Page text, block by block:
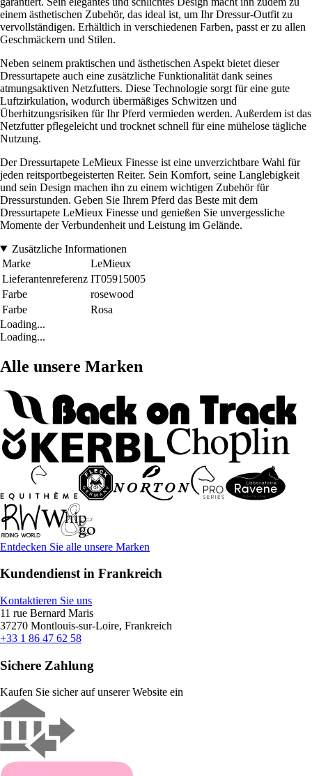
einem ästhetischen Zubehör, das ideal ist, um Ihr Dressur-Outfit zu
vervollständigen. Erhältlich in verschiedenen Farben, passt er zu allen
Geschmäckern und Stilen.
Neben seinem praktischen und ästhetischen Aspekt bietet dieser
Dressurtapete auch eine zusätzliche Funktionalität dank seines
atmungsaktiven Netzfutters. Diese Technologie sorgt für eine gute
Luftzirkulation, wodurch übermäßiges Schwitzen und
Überhitzungsrisiken für Ihr Pferd vermieden werden. Außerdem ist das
Netzfutter pflegeleicht und trocknet schnell für eine mühelose tägliche
Nutzung.
Der Dressurtapete LeMieux Finesse ist eine unverzichtbare Wahl für
jeden reitsportbegeisterten Reiter. Sein Komfort, seine Langlebigkeit
und sein Design machen ihn zu einem wichtigen Zubehör für
Dressurstunden. Geben Sie Ihrem Pferd das Beste mit dem
Dressurtapete LeMieux Finesse und genießen Sie unvergessliche
Momente der Verbundenheit und Leistung im Gelände.
Zusätzliche Informationen
Marke
LeMieux
Lieferantenreferenz IT05915005
Farbe
rosewood
Farbe
Rosa
Loading...
Loading...
Alle unsere Marken
Entdecken Sie alle unsere Marken
Kundendienst in Frankreich
Kontaktieren Sie uns
11 rue Bernard Maris
37270 Montlouis-sur-Loire, Frankreich
+33 1 86 47 62 58
Sichere Zahlung
Kaufen Sie sicher auf unserer Website ein